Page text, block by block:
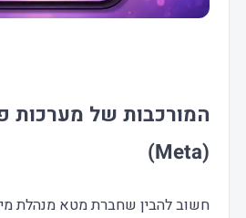
המורכבות של מערכות
(Meta)
חשוב להבין שחברת מטא מנהלת